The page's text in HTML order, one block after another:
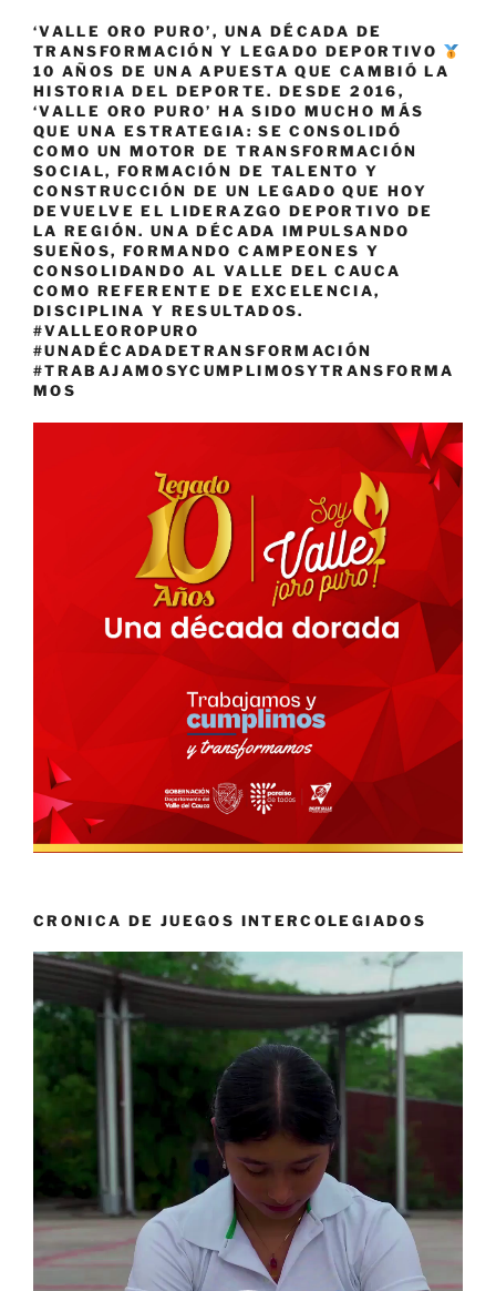
‘VALLE ORO PURO’, UNA DÉCADA DE
TRANSFORMACIÓN Y LEGADO DEPORTIVO
10 AÑOS DE UNA APUESTA QUE CAMBIÓ LA
HISTORIA DEL DEPORTE. DESDE 2016,
‘VALLE ORO PURO’ HA SIDO MUCHO MÁS
QUE UNA ESTRATEGIA: SE CONSOLIDÓ
COMO UN MOTOR DE TRANSFORMACIÓN
SOCIAL, FORMACIÓN DE TALENTO Y
CONSTRUCCIÓN DE UN LEGADO QUE HOY
DEVUELVE EL LIDERAZGO DEPORTIVO DE
LA REGIÓN. UNA DÉCADA IMPULSANDO
SUEÑOS, FORMANDO CAMPEONES Y
CONSOLIDANDO AL VALLE DEL CAUCA
COMO REFERENTE DE EXCELENCIA,
DISCIPLINA Y RESULTADOS.
#VALLEOROPURO
#UNADÉCADADETRANSFORMACIÓN
#TRABAJAMOSYCUMPLIMOSYTRANSFORMA
MOS
CRONICA DE JUEGOS INTERCOLEGIADOS
Reproductor
vídeo